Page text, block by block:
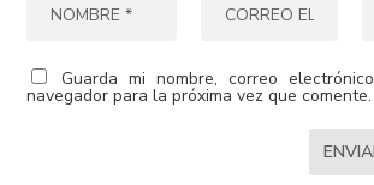
Guarda mi nombre, correo
navegador para la próxima vez que comente.